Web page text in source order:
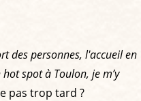
des personnes, l'accueil en
spot à Toulon, je m’y
pas trop tard ?